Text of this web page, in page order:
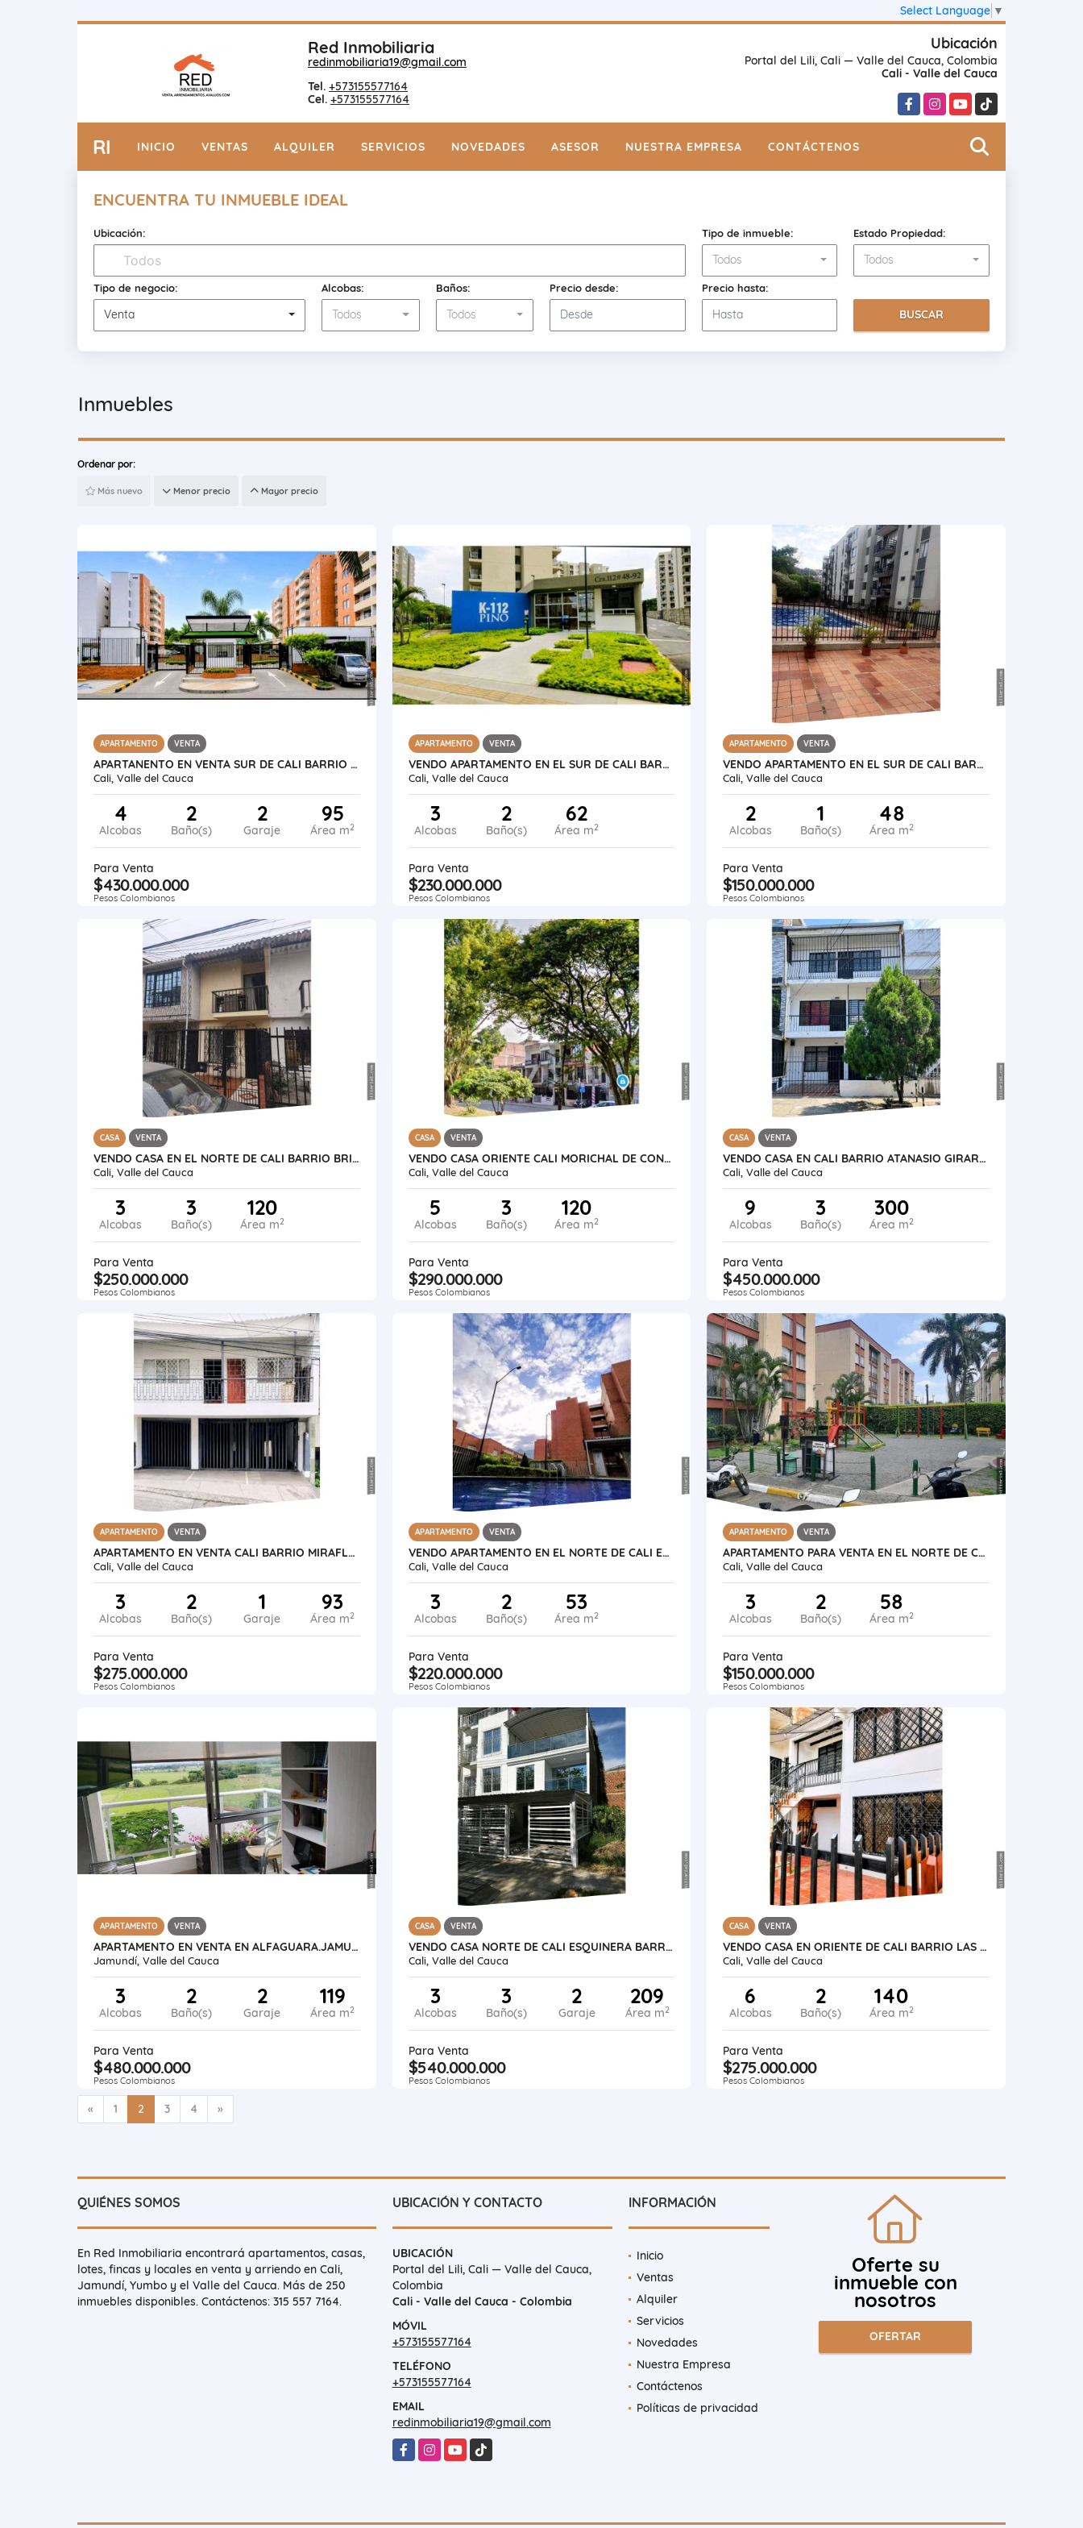
Select Language ▼
Red Inmobiliaria
redinmobiliaria19@gmail.com
Tel. +573155577164
Cel. +573155577164
Ubicación
Portal del Lili, Cali — Valle del Cauca, Colombia
Cali - Valle del Cauca
FacebookInstagramYouTubeTikTok
RI INICIO VENTAS ALQUILER SERVICIOS NOVEDADES ASESOR NUESTRA EMPRESA CONTÁCTENOS
ENCUENTRA TU INMUEBLE IDEAL
Ubicación: Tipo de inmueble:
Todos
Estado Propiedad:
Todos
Tipo de negocio:
Venta
Alcobas:
Todos
Baños:
Todos
Precio desde: Precio hasta:
BUSCAR
Inmuebles
Ordenar por:
Más nuevo Menor precio Mayor precio
APARTAMENTO VENTA
APARTANENTO EN VENTA SUR DE CALI BARRIO EL CANEY 1ER PISO 95 M2
Cali, Valle del Cauca
4
Alcobas
2
Baño(s)
2
Garaje
95
Área m2
Para Venta
$430.000.000
Pesos Colombianos
APARTAMENTO VENTA
VENDO APARTAMENTO EN EL SUR DE CALI BARRIO BOCHALEMA UNIDAD CERRADA
Cali, Valle del Cauca
3
Alcobas
2
Baño(s)
62
Área m2
Para Venta
$230.000.000
Pesos Colombianos
APARTAMENTO VENTA
VENDO APARTAMENTO EN EL SUR DE CALI BARRIO NAPOLES SEGUNDO PISO
Cali, Valle del Cauca
2
Alcobas
1
Baño(s)
48
Área m2
Para Venta
$150.000.000
Pesos Colombianos
CASA VENTA
VENDO CASA EN EL NORTE DE CALI BARRIO BRISAS DE LOS ANDES VEHICULAR
Cali, Valle del Cauca
3
Alcobas
3
Baño(s)
120
Área m2
Para Venta
$250.000.000
Pesos Colombianos
CASA VENTA
VENDO CASA ORIENTE CALI MORICHAL DE CONFANDI 3 PISOS INDEP VEHICUCULAR
Cali, Valle del Cauca
5
Alcobas
3
Baño(s)
120
Área m2
Para Venta
$290.000.000
Pesos Colombianos
CASA VENTA
VENDO CASA EN CALI BARRIO ATANASIO GIRARDOT 3 PISOS INDEP.RENTA 4.2 M
Cali, Valle del Cauca
9
Alcobas
3
Baño(s)
300
Área m2
Para Venta
$450.000.000
Pesos Colombianos
APARTAMENTO VENTA
APARTAMENTO EN VENTA CALI BARRIO MIRAFLOREZ P.H CON PARQUEADERO NO ADM
Cali, Valle del Cauca
3
Alcobas
2
Baño(s)
1
Garaje
93
Área m2
Para Venta
$275.000.000
Pesos Colombianos
APARTAMENTO VENTA
VENDO APARTAMENTO EN EL NORTE DE CALI EN 1ER PISO COLINAS DE MENGA
Cali, Valle del Cauca
3
Alcobas
2
Baño(s)
53
Área m2
Para Venta
$220.000.000
Pesos Colombianos
APARTAMENTO VENTA
APARTAMENTO PARA VENTA EN EL NORTE DE CALI TORRES DE CONFANDI
Cali, Valle del Cauca
3
Alcobas
2
Baño(s)
58
Área m2
Para Venta
$150.000.000
Pesos Colombianos
APARTAMENTO VENTA
APARTAMENTO EN VENTA EN ALFAGUARA.JAMUNDÍ VISTA A LOS LAGOS 119 M2
Jamundí, Valle del Cauca
3
Alcobas
2
Baño(s)
2
Garaje
119
Área m2
Para Venta
$480.000.000
Pesos Colombianos
CASA VENTA
VENDO CASA NORTE DE CALI ESQUINERA BARRIO LA MERCED
Cali, Valle del Cauca
3
Alcobas
3
Baño(s)
2
Garaje
209
Área m2
Para Venta
$540.000.000
Pesos Colombianos
CASA VENTA
VENDO CASA EN ORIENTE DE CALI BARRIO LAS CEIBAS 2 PISOS INDEPENDIENTES
Cali, Valle del Cauca
6
Alcobas
2
Baño(s)
140
Área m2
Para Venta
$275.000.000
Pesos Colombianos
« Anterior
1 2 3 4 »
QUIÉNES SOMOS
En Red Inmobiliaria encontrará apartamentos, casas,
lotes, fincas y locales en venta y arriendo en Cali,
Jamundí, Yumbo y el Valle del Cauca. Más de 250
inmuebles disponibles. Contáctenos: 315 557 7164.
UBICACIÓN Y CONTACTO
UBICACIÓN
Portal del Lili, Cali — Valle del Cauca,
Colombia
Cali - Valle del Cauca - Colombia
MÓVIL
+573155577164
TELÉFONO
+573155577164
EMAIL
redinmobiliaria19@gmail.com
FacebookInstagramYouTubeTikTok
INFORMACIÓN
Inicio
Ventas
Alquiler
Servicios
Novedades
Nuestra Empresa
Contáctenos
Políticas de privacidad
Oferte su
inmueble con
nosotros
OFERTAR